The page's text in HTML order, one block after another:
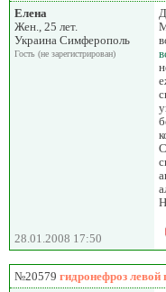
Елена
Жен., 25 лет.
Украина Симферополь
Гость (не зарегистрирован)
28.01.2008 17:50
№20579 гидронефроз левой